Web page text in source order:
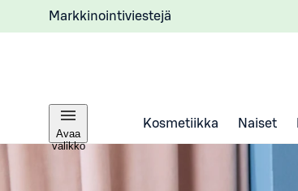
Markkinointiviestejä
Avaa
valikko
Kosmetiikka Naiset